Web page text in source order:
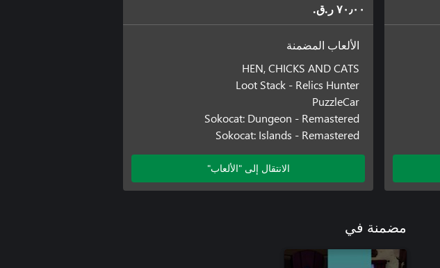
٧٠٫٠٠ ر.ق.‏
الألعاب المضمنة
HEN, CHICKS AND CATS
Loot Stack - Relics Hunter
PuzzleCar
Sokocat: Dungeon - Remastered
Sokocat: Islands - Remastered
الانتقال إلى "الألعاب"
مضمنة في